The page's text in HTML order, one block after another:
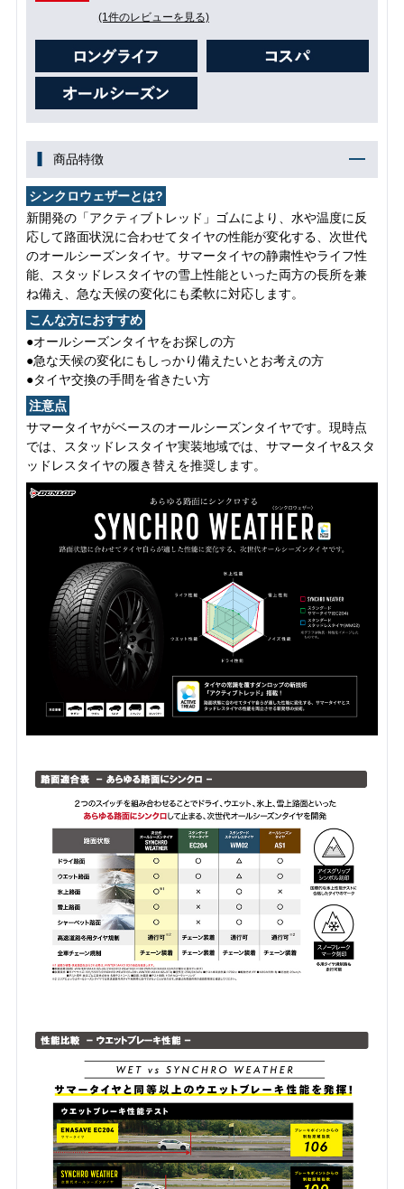
(1件のレビューを見る)
商品特徴
シンクロウェザーとは?
新開発の「アクティブトレッド」ゴムにより、水や温度に反
応して路面状況に合わせてタイヤの性能が変化する、次世代
のオールシーズンタイヤ。サマータイヤの静粛性やライフ性
能、スタッドレスタイヤの雪上性能といった両方の長所を兼
ね備え、急な天候の変化にも柔軟に対応します。
こんな方におすすめ
●オールシーズンタイヤをお探しの方
●急な天候の変化にもしっかり備えたいとお考えの方
●タイヤ交換の手間を省きたい方
注意点
サマータイヤがベースのオールシーズンタイヤです。現時点
では、スタッドレスタイヤ実装地域では、サマータイヤ&スタ
ッドレスタイヤの履き替えを推奨します。